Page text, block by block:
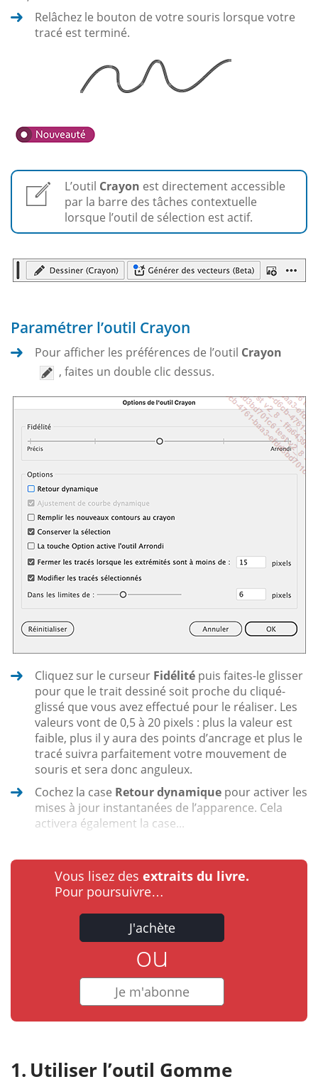
Relâchez le bouton de votre souris lorsque votre
tracé est terminé.
L’outil Crayon est directement accessible
par la barre des tâches contextuelle
lorsque l’outil de sélection est actif.
Paramétrer l’outil Crayon
Pour afficher les préférences de l’outil Crayon
, faites un double clic dessus.
Cliquez sur le curseur Fidélité puis faites-le glisser
pour que le trait dessiné soit proche du cliqué-
glissé que vous avez effectué pour le réaliser. Les
valeurs vont de 0,5 à 20 pixels : plus la valeur est
faible, plus il y aura des points d’ancrage et plus le
tracé suivra parfaitement votre mouvement de
souris et sera donc anguleux.
Cochez la case Retour dynamique pour activer les
mises à jour instantanées de l’apparence. Cela
activera également la case...
Vous lisez des extraits du livre.
Pour poursuivre…
J'achète
ou
Je m'abonne
Utiliser l’outil Gomme